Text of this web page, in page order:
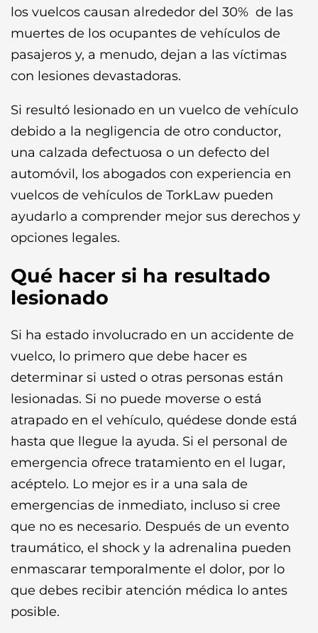
los vuelcos causan alrededor del 30% de las
muertes de los ocupantes de vehículos de
pasajeros y, a menudo, dejan a las víctimas
con lesiones devastadoras.
Si resultó lesionado en un vuelco de vehículo
debido a la negligencia de otro conductor,
una calzada defectuosa o un defecto del
automóvil, los abogados con experiencia en
vuelcos de vehículos de TorkLaw pueden
ayudarlo a comprender mejor sus derechos y
opciones legales.
Qué hacer si ha resultado
lesionado
Si ha estado involucrado en un accidente de
vuelco, lo primero que debe hacer es
determinar si usted o otras personas están
lesionadas. Si no puede moverse o está
atrapado en el vehículo, quédese donde está
hasta que llegue la ayuda. Si el personal de
emergencia ofrece tratamiento en el lugar,
acéptelo. Lo mejor es ir a una sala de
emergencias de inmediato, incluso si cree
que no es necesario. Después de un evento
traumático, el shock y la adrenalina pueden
enmascarar temporalmente el dolor, por lo
que debes recibir atención médica lo antes
posible.